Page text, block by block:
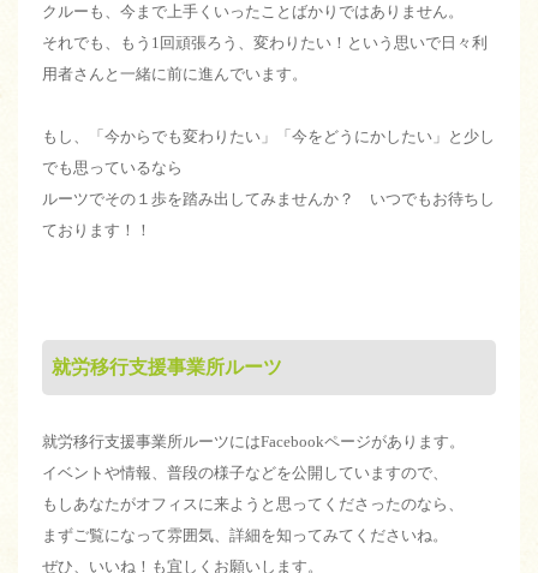
クルーも、今まで上手くいったことばかりではありません。
それでも、もう1回頑張ろう、変わりたい！という思いで日々利
用者さんと一緒に前に進んでいます。
もし、「今からでも変わりたい」「今をどうにかしたい」と少し
でも思っているなら
ルーツでその１歩を踏み出してみませんか？ いつでもお待ちし
ております！！
就労移行支援事業所ルーツ
就労移行支援事業所ルーツにはFacebookページがあります。
イベントや情報、普段の様子などを公開していますので、
もしあなたがオフィスに来ようと思ってくださったのなら、
まずご覧になって雰囲気、詳細を知ってみてくださいね。
ぜひ、いいね！も宜しくお願いします。